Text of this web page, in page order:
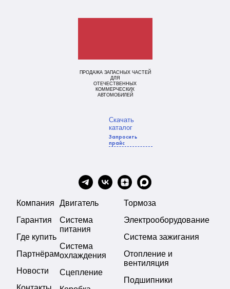
ПРОДАЖА ЗАПАСНЫХ ЧАСТЕЙ
ДЛЯ
ОТЕЧЕСТВЕННЫХ
КОММЕРЧЕСКИХ
АВТОМОБИЛЕЙ
Скачать
каталог
Запросить
прайс
Компания
Гарантия
Где купить
Партнёрам
Новости
Двигатель
Система
питания
Система
охлаждения
Сцепление
Тормоза
Электрооборудование
Система зажигания
Отопление и
вентиляция
Подшипники